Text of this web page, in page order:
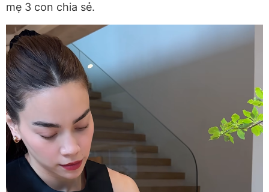
mẹ 3 con chia sẻ.